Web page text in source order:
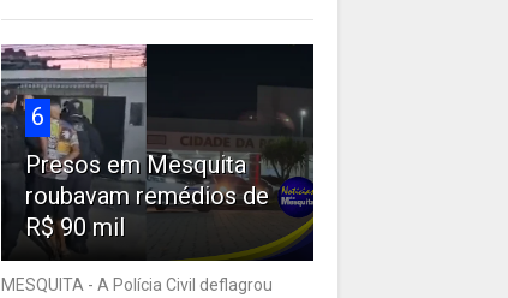
6
Presos em Mesquita
roubavam remédios de
R$ 90 mil
MESQUITA - A Polícia Civil deflagrou